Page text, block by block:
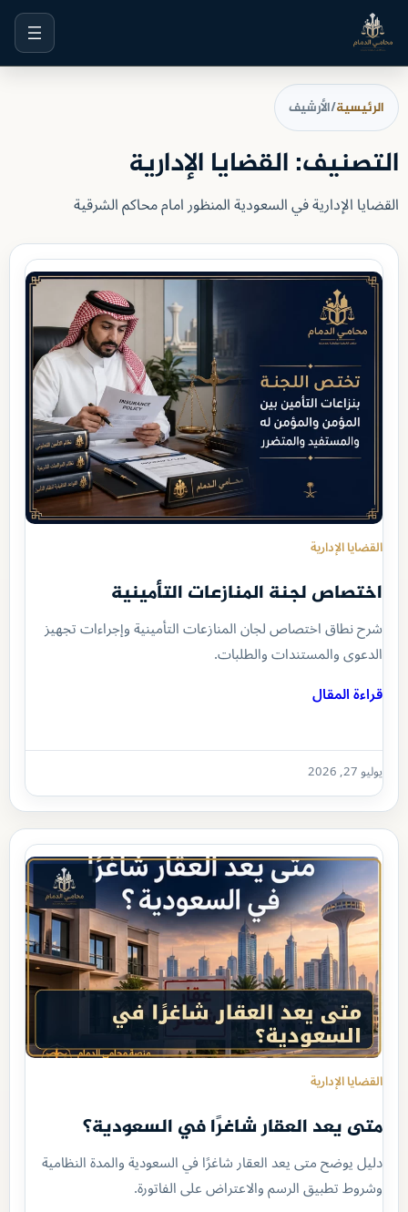
تخطى
إلى
المحتوى
الرئيسية/الأرشيف
التصنيف:القضايا الإدارية
القضايا الإدارية في السعودية المنظور امام محاكم الشرقية
القضايا الإدارية
اختصاص لجنة المنازعات التأمينية
شرح نطاق اختصاص لجان المنازعات التأمينية وإجراءات تجهيز
الدعوى والمستندات والطلبات.
قراءة المقال
يوليو 27, 2026
القضايا الإدارية
متى يعد العقار شاغرًا في السعودية؟
دليل يوضح متى يعد العقار شاغرًا في السعودية والمدة النظامية
وشروط تطبيق الرسم والاعتراض على الفاتورة.